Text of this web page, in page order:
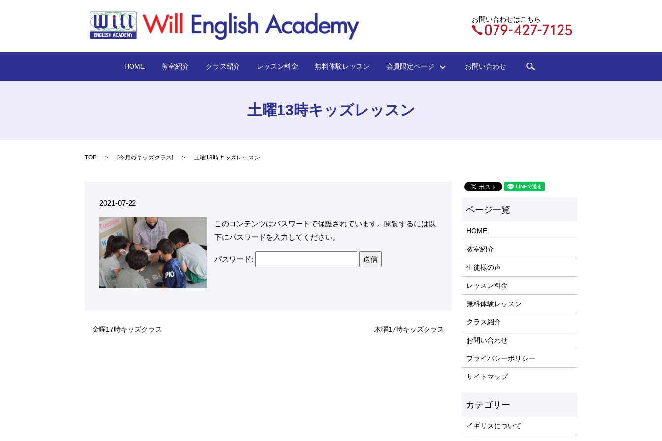
お問い合わせはこちら
HOME 教室紹介 クラス紹介 レッスン料金 無料体験レッスン 会員限定ページ お問い合わせ
土曜13時キッズレッスン
TOP [今月のキッズクラス] 土曜13時キッズレッスン
2021-07-22
このコンテンツはパスワードで保護されています。閲覧するには以
下にパスワードを入力してください。
パスワード:
金曜17時キッズクラス 木曜17時キッズクラス
HOME
教室紹介
生徒様の声
レッスン料金
無料体験レッスン
クラス紹介
お問い合わせ
プライバシーポリシー
サイトマップ
イギリスについて